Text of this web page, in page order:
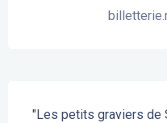
"Les petits graviers de